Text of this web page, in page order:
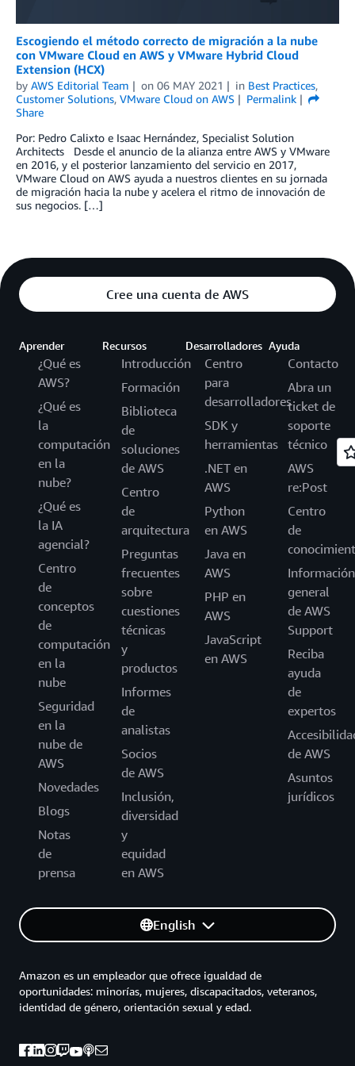
Escogiendo el método correcto de migración a la nube
con VMware Cloud en AWS y VMware Hybrid Cloud
Extension (HCX)
by AWS Editorial Team on 06 MAY 2021 in Best Practices,
Customer Solutions, VMware Cloud on AWS
Permalink
Share
Por: Pedro Calixto e Isaac Hernández, Specialist Solution
Architects Desde el anuncio de la alianza entre AWS y VMware
en 2016, y el posterior lanzamiento del servicio en 2017,
VMware Cloud on AWS ayuda a nuestros clientes en su jornada
de migración hacia la nube y acelera el ritmo de innovación de
sus negocios. […]
Cree una cuenta de AWS
Aprender
¿Qué es
AWS?
¿Qué es
la
computación
en la
nube?
¿Qué es
la IA
agencial?
Centro
de
conceptos
de
computación
en la
nube
Seguridad
en la
nube de
AWS
Novedades
Blogs
Notas
de
prensa
Recursos
Introducción
Formación
Biblioteca
de
soluciones
de AWS
Centro
de
arquitectura
Preguntas
frecuentes
sobre
cuestiones
técnicas
y
productos
Informes
de
analistas
Socios
de AWS
Inclusión,
diversidad
y
equidad
en AWS
Desarrolladores
Centro
para
desarrolladores
SDK y
herramientas
.NET en
AWS
Python
en AWS
Java en
AWS
PHP en
AWS
JavaScript
en AWS
Ayuda
Contacto
Abra un
ticket de
soporte
técnico
AWS
re:Post
Centro
de
Información
general
de AWS
Support
Reciba
ayuda
de
expertos
de AWS
Asuntos
jurídicos
English
Amazon es un empleador que ofrece igualdad de
oportunidades: minorías, mujeres, discapacitados, veteranos,
identidad de género, orientación sexual y edad.